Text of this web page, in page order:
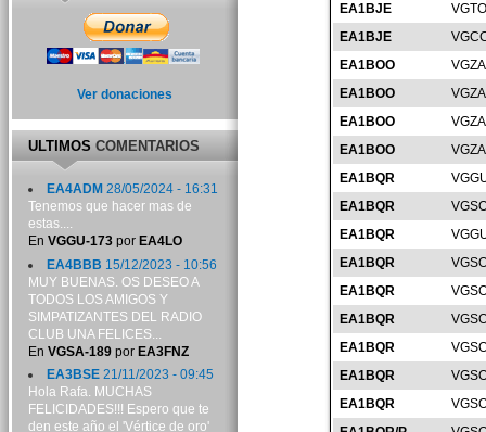
EA1BJE
EA1BJE
EA1BOO
EA1BOO
EA1BOO
EA1BOO
EA1BQR
EA1BQR
EA1BQR
EA1BQR
EA1BQR
EA1BQR
EA1BQR
EA1BQR
EA1BQR
Ver donaciones
ULTIMOSCOMENTARIOS
EA4ADM 28/05/2024 - 16:31
Tenemos que hacer mas de
estas....
En VGGU-173por EA4LO
EA4BBB 15/12/2023 - 10:56
MUY BUENAS. OS DESEO A
TODOS LOS AMIGOS Y
SIMPATIZANTES DEL RADIO
CLUB UNA FELICES...
En VGSA-189por EA3FNZ
EA3BSE21/11/2023 - 09:45
Hola Rafa. MUCHAS
FELICIDADES!!! Espero que te
den este año el 'Vértice de oro'